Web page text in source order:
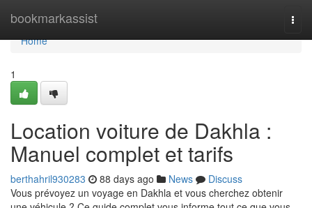
bookmarkassist
Home
Home
1
Location voiture de Dakhla :
Manuel complet et tarifs
berthahril930283 88 days ago News
Discuss
Vous prévoyez un voyage en Dakhla et vous cherchez obtenir